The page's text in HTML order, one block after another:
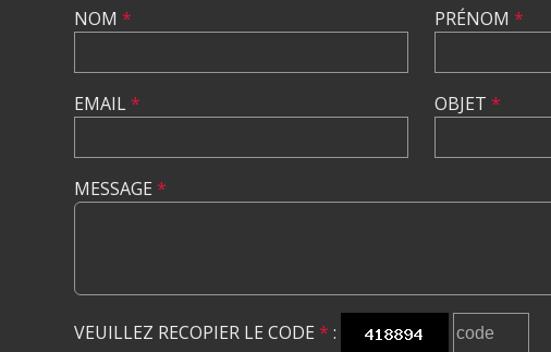
NOM *
EMAIL*
PRÉNOM *
OBJET *
MESSAGE *
VEUILLEZ RECOPIER LE CODE * :